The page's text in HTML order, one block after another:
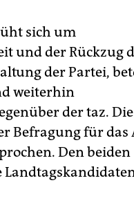
sich um
und der Rückzug
der Partei,
weiterhin
der taz. Die
Befragung für das
Den beiden